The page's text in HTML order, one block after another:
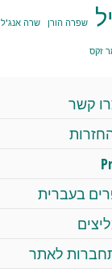
שפרה הורן שרה אנג'ל
זקס
קשר
בעברית
לאתר